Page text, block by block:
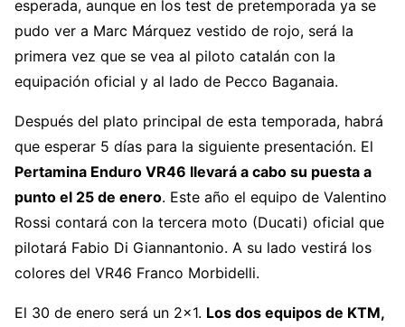
esperada, aunque en los test de pretemporada ya se
pudo ver a Marc Márquez vestido de rojo, será la
primera vez que se vea al piloto catalán con la
equipación oficial y al lado de Pecco Baganaia.
Después del plato principal de esta temporada, habrá
que esperar 5 días para la siguiente presentación. El
Pertamina Enduro VR46 llevará a cabo su puesta a
punto el 25 de enero. Este año el equipo de Valentino
Rossi contará con la tercera moto (Ducati) oficial que
pilotará Fabio Di Giannantonio. A su lado vestirá los
colores del VR46 Franco Morbidelli.
El 30 de enero será un 2×1. Los dos equipos de KTM,